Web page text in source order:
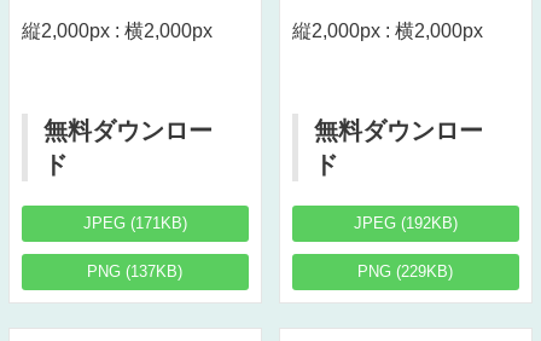
縦2,000px : 横2,000px
無料ダウンロー
ド
JPEG (171KB)
PNG (137KB)
縦2,000px : 横2,000px
無料ダウンロー
ド
JPEG (192KB)
PNG (229KB)